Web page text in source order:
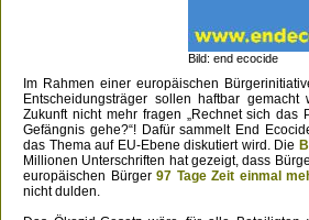
Bild: end ecocide
Im Rahmen einer europäischen
Entscheidungsträger sollen haftbar
Zukunft nicht mehr fragen „Rechnet sich das
Gefängnis gehe?“! Dafür sammelt End
das Thema auf EU-Ebene diskutiert wird. Die
Millionen Unterschriften hat gezeigt, dass
europäischen Bürger97 Tage Zeit einmal
nicht dulden.